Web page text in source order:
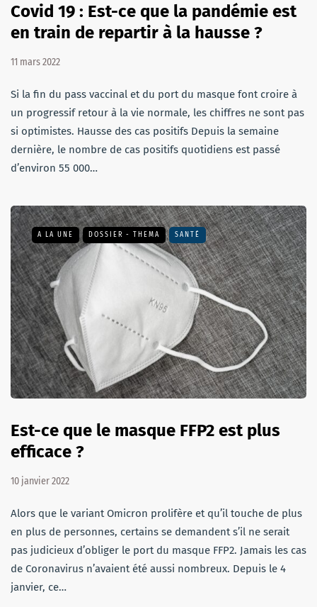
Covid 19 : Est-ce que la pandémie est
en train de repartir à la hausse ?
11 mars 2022
Si la fin du pass vaccinal et du port du masque font croire à
un progressif retour à la vie normale, les chiffres ne sont pas
si optimistes. Hausse des cas positifs Depuis la semaine
dernière, le nombre de cas positifs quotidiens est passé
d’environ 55 000…
A LA UNE DOSSIER - THEMA SANTÉ
Est-ce que le masque FFP2 est plus
efficace ?
10 janvier 2022
Alors que le variant Omicron prolifère et qu’il touche de plus
en plus de personnes, certains se demandent s’il ne serait
pas judicieux d’obliger le port du masque FFP2. Jamais les cas
de Coronavirus n’avaient été aussi nombreux. Depuis le 4
janvier, ce…